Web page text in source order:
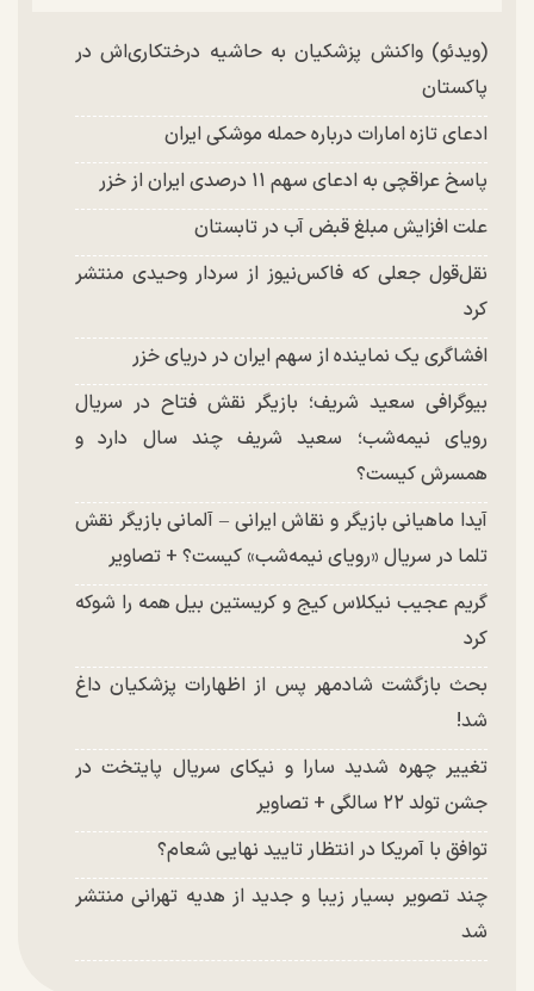
(ویدئو) واکنش پزشکیان به حاشیه درختکاری‌اش در
پاکستان
ادعای تازه امارات درباره حمله موشکی ایران
پاسخ عراقچی به ادعای سهم ۱۱ درصدی ایران از خزر
علت افزایش مبلغ قبض آب در تابستان
نقل‌قول جعلی که فاکس‌نیوز از سردار وحیدی منتشر
کرد
افشاگری یک نماینده از سهم ایران در دریای خزر
بیوگرافی سعید شریف؛ بازیگر نقش فتاح در سریال
رویای نیمه‌شب؛ سعید شریف چند سال دارد و
همسرش کیست؟
آیدا ماهیانی بازیگر و نقاش ایرانی – آلمانی بازیگر نقش
تلما در سریال «رویای نیمه‌شب» کیست؟ + تصاویر
گریم عجیب نیکلاس کیج و کریستین بیل همه را شوکه
کرد
بحث بازگشت شادمهر پس از اظهارات پزشکیان داغ
شد!
تغییر چهره شدید سارا و نیکای سریال پایتخت در
جشن تولد ۲۲ سالگی + تصاویر
توافق با آمریکا در انتظار تایید نهایی شعام؟
چند تصویر بسیار زیبا و جدید از هدیه تهرانی منتشر
شد